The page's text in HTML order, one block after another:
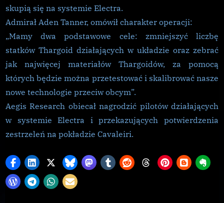
skupią się na systemie Electra.
Admirał Aden Tanner, omówił charakter operacji:
„Mamy dwa podstawowe cele: zmniejszyć liczbę
statków Thargoid działających w układzie oraz zebrać
jak najwięcej materiałów Thargoidów, za pomocą
których będzie można przetestować i skalibrować nasze
nowe technologie przeciw obcym”.
Aegis Research obiecał nagrodzić pilotów działających
w systemie Electra i przekazujących potwierdzenia
zestrzeleń na pokładzie Cavaleiri.